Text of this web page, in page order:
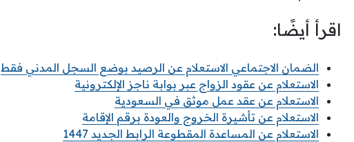
اقرأ أيضًا:
الضمان الاجتماعي الاستعلام عن الرصيد بوضع السجل المدني فقط
الاستعلام عن عقود الزواج عبر بوابة ناجز الإلكترونية
الاستعلام عن عقد عمل موثق في السعودية
الاستعلام عن تأشيرة الخروج والعودة برقم الإقامة
الاستعلام عن المساعدة المقطوعة الرابط الجديد 1447